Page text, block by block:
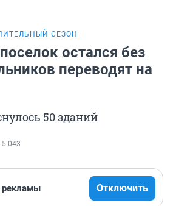
СЕЗОН
остался без
переводят на
50 зданий
5 043
рекламы Отключить